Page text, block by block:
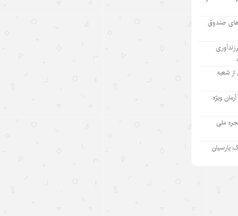
صندوق
فرزندآوری
از شعبه
ویژه
ملی
پارسیان